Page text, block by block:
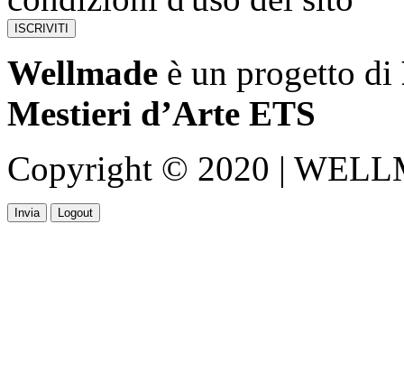
Wellmade è un progetto di
Mestieri d’Arte ETS
Copyright © 2020 |
Invia Logout